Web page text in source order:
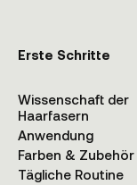
Erste Schritte
Wissenschaft der
Haarfasern
Anwendung
Farben & Zubehör
Tägliche Routine